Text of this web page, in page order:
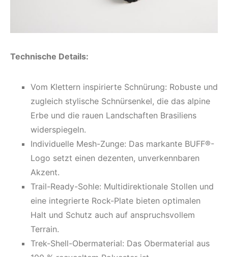
Technische Details:
Vom Klettern inspirierte Schnürung: Robuste und
zugleich stylische Schnürsenkel, die das alpine
Erbe und die rauen Landschaften Brasiliens
widerspiegeln.
Individuelle Mesh-Zunge: Das markante BUFF®-
Logo setzt einen dezenten, unverkennbaren
Akzent.
Trail-Ready-Sohle: Multidirektionale Stollen und
eine integrierte Rock-Plate bieten optimalen
Halt und Schutz auch auf anspruchsvollem
Terrain.
Trek-Shell-Obermaterial: Das Obermaterial aus